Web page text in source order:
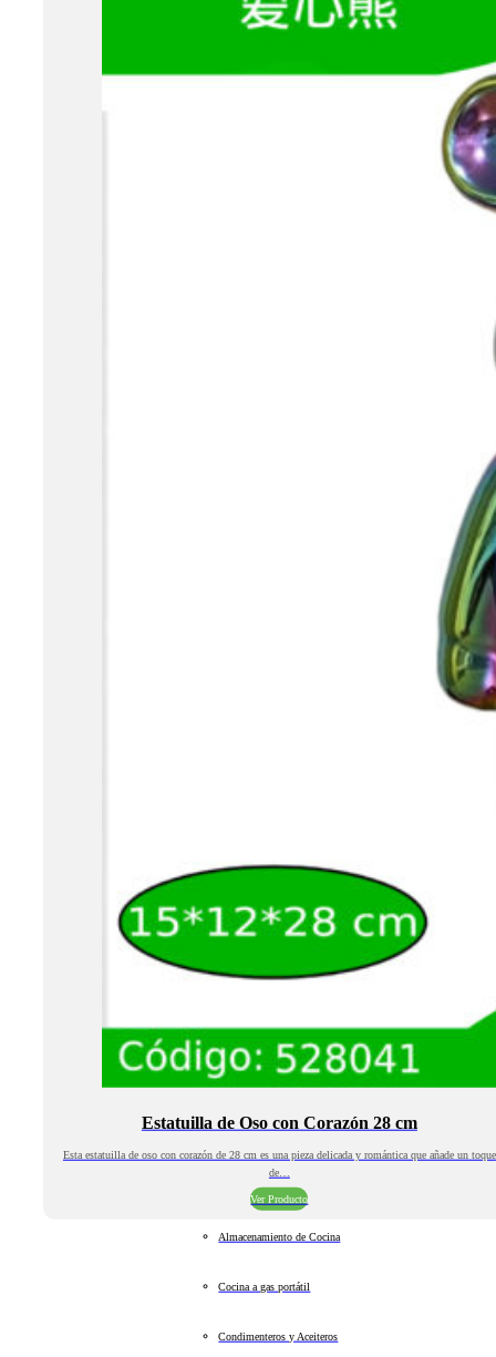
Estatuilla de Oso con Corazón 28 cm
Esta estatuilla de oso con corazón de 28 cm es una pieza delicada y romántica que añade un toque
de…
Ver Producto
Almacenamiento de Cocina
Cocina a gas portátil
Condimenteros y Aceiteros